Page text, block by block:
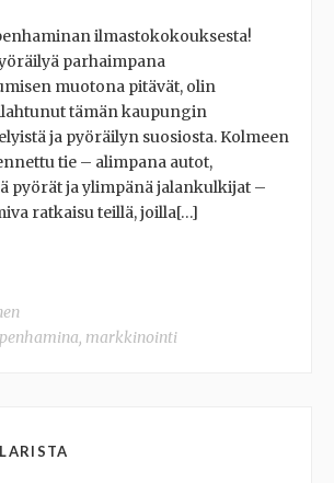
ilmastokokouksesta!
parhaimpana
muotona pitävät, olin
tämän kaupungin
ja pyöräilyn suosiosta. Kolmeen
tie – alimpana autot,
pyörät ja ylimpänä jalankulkijat –
ratkaisu teillä, joilla[…]
, markkinointi